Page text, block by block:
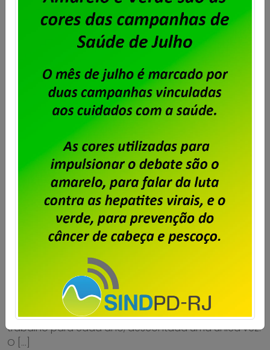
Dataprev – Sindpd-RJ abre prazo
para entrega de cartas de
oposição à contribuição para
custeio sindical sobre o ACT
2025/2027
Publicado porImprensaem 29/08/2025.
O Acordo Coletivo de Trabalho 2025/2027 da
Dataprev, prevê o desconto anual de percentual
acordado em assembleia para Custeio Sindical. No
caso do Sindpd-RJ, os trabalhadores aprovaram, em
assembleia realizada no dia 28 de janeiro de 2025, a
contribuição equivalente a 50% de um dia de
trabalho para cada ano, descontada uma única vez.
O […]